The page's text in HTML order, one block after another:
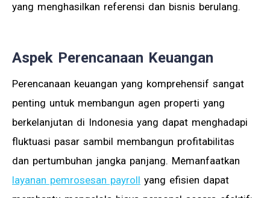
yang menghasilkan referensi dan bisnis berulang.
Aspek Perencanaan Keuangan
Perencanaan keuangan yang komprehensif sangat
penting untuk membangun agen properti yang
berkelanjutan di Indonesia yang dapat menghadapi
fluktuasi pasar sambil membangun profitabilitas
dan pertumbuhan jangka panjang. Memanfaatkan
layanan pemrosesan payroll yang efisien dapat